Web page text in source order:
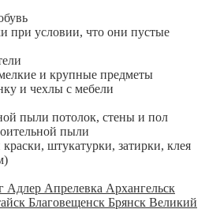
условии, что они пустые
и крупные предметы
и чехлы с мебели
пыли потолок, стены и пол
пыли
штукатурки, затирки, клея
Адлер Апрелевка Архангельск
Благовещенск Брянск Великий